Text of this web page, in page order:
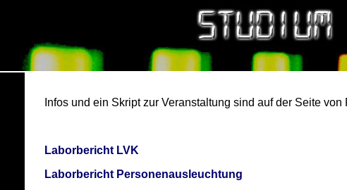
Infos und ein Skript zur Veranstaltung sind auf der Seite von
Laborbericht LVK
Laborbericht Personenausleuchtung